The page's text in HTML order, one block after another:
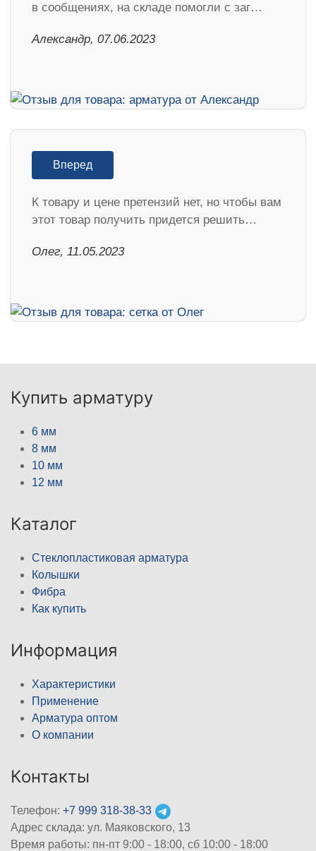
в сообщениях, на складе помогли с заг…
Александр, 07.06.2023
Вперед
К товару и цене претензий нет, но чтобы вам
этот товар получить придется решить…
Олег, 11.05.2023
Купить арматуру
6 мм
8 мм
10 мм
12 мм
Каталог
Стеклопластиковая арматура
Колышки
Фибра
Как купить
Информация
Характеристики
Применение
Арматура оптом
О компании
Контакты
Телефон: +7 999 318-38-33
Адрес склада: ул. Маяковского, 13
Время работы: пн-пт 9:00 - 18:00, сб 10:00 - 18:00